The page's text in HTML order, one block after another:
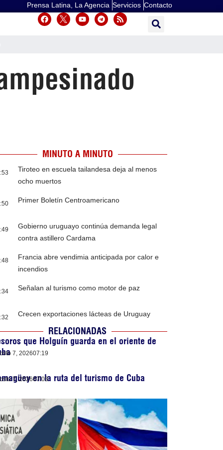
Prensa Latina, La Agencia Servicios Contacto
MINUTO A MINUTO
Tiroteo en escuela tailandesa deja al menos
ocho muertos
Primer Boletín Centroamericano
Gobierno uruguayo continúa demanda legal
contra astillero Cardama
Francia abre vendimia anticipada por calor e
incendios
Señalan al turismo como motor de paz
Crecen exportaciones lácteas de Uruguay
RELACIONADAS
que Holguín guarda en el oriente de
7, 202607:19
en la ruta del turismo de Cuba
7, 202607:03